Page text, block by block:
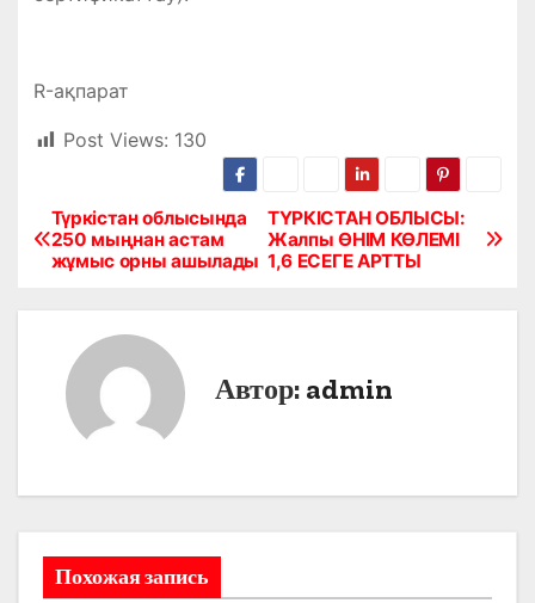
R-ақпарат
Post Views: 130
Н
и
ТҮРКІСТАН ОБЛЫСЫ:
Жалпы ӨНІМ КӨЛЕМІ
1,6 ЕСЕГЕ АРТТЫ
Түркістан облысында
250 мыңнан астам
жұмыс орны ашылады
Автор: admin
Похожая запись